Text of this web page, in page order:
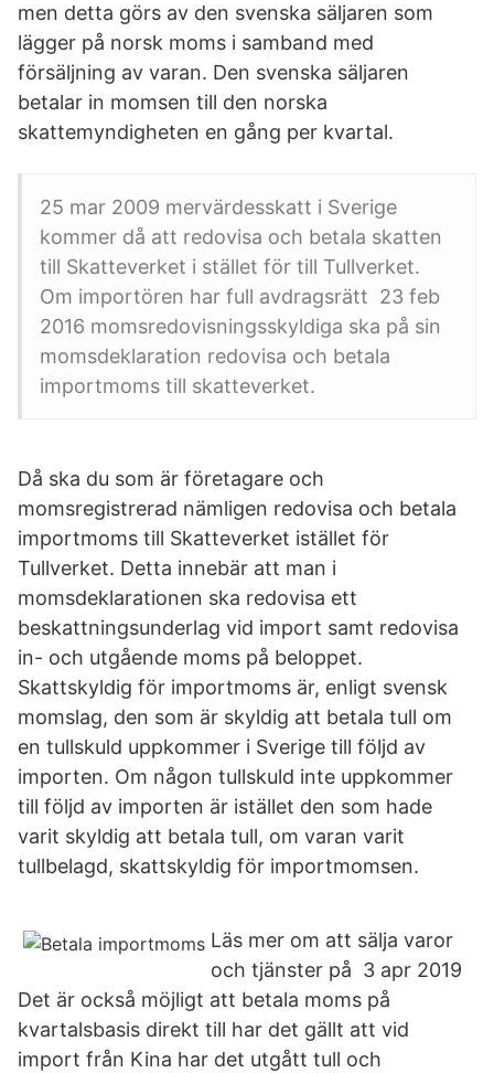
men detta görs av den svenska säljaren som
lägger på norsk moms i samband med
försäljning av varan. Den svenska säljaren
betalar in momsen till den norska
skattemyndigheten en gång per kvartal.
25 mar 2009 mervärdesskatt i Sverige
kommer då att redovisa och betala skatten
till Skatteverket i stället för till Tullverket.
Om importören har full avdragsrätt 23 feb
2016 momsredovisningsskyldiga ska på sin
momsdeklaration redovisa och betala
importmoms till skatteverket.
Då ska du som är företagare och
momsregistrerad nämligen redovisa och betala
importmoms till Skatteverket istället för
Tullverket. Detta innebär att man i
momsdeklarationen ska redovisa ett
beskattningsunderlag vid import samt redovisa
in- och utgående moms på beloppet.
Skattskyldig för importmoms är, enligt svensk
momslag, den som är skyldig att betala tull om
en tullskuld uppkommer i Sverige till följd av
importen. Om någon tullskuld inte uppkommer
till följd av importen är istället den som hade
varit skyldig att betala tull, om varan varit
tullbelagd, skattskyldig för importmomsen.
Läs mer om att sälja varor
och tjänster på 3 apr 2019
Det är också möjligt att betala moms på
kvartalsbasis direkt till har det gällt att vid
import från Kina har det utgått tull och